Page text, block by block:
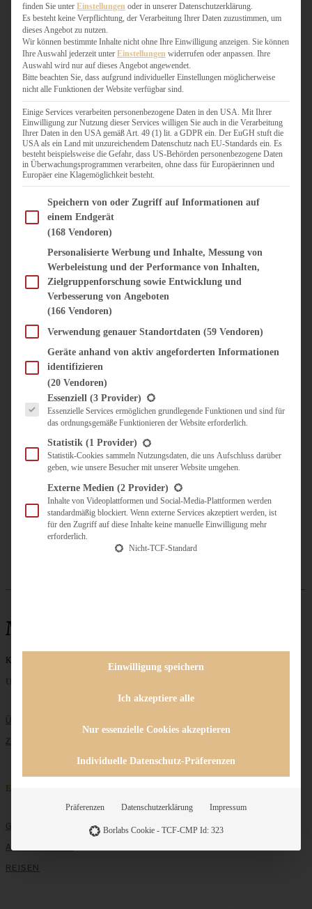
HERZHAFT
BURGER & SANDWICHES
FIX AUF DEM TISCH
FLEISCH & FISCH
GRILLEN / BARBECUE
HERZHAFTES BACKEN
ONE-POT-GERICHTE
PASTA & NUDELGERICHTE
PIZZA, TARTES & QUICHES
REIS & RISOTTO
SALATE & SNACKS
SUPPENKASPEREIEN
VORSPEISEN
SÜSS & HERZHAFT
BROTAUFSTRICH
DIPS, SAUCEN, CHUTNEYS
KÜCHENGESCHENKE
UNTERWEGS
KULINARISCH UNTERWEGS
ÜBER MICH
ZUSAMMENARBEIT
Mini-Strudel
Keine Beiträge gefunden
Unternehmen
ÜBER MICH
ZUSAMMENARBEIT
Entdecken
GRUNDLAGEN
ALLE REZEPTE
REISEN
finden Sie unter Einstellungen oder in unserer Datenschutzerklärung.
Es besteht keine Verpflichtung, der Verarbeitung Ihrer Daten zuzustimmen, um
dieses Angebot zu nutzen.
Wir können bestimmte Inhalte nicht ohne Ihre Einwilligung anzeigen. Sie können
Ihre Auswahl jederzeit unter Einstellungen widerrufen oder anpassen. Ihre
Auswahl wird nur auf dieses Angebot angewendet.
Bitte beachten Sie, dass aufgrund individueller Einstellungen möglicherweise
nicht alle Funktionen der Website verfügbar sind.
Einige Services verarbeiten personenbezogene Daten in den USA. Mit Ihrer
Einwilligung zur Nutzung dieser Services willigen Sie auch in die Verarbeitung
Ihrer Daten in den USA gemäß Art. 49 (1) lit. a GDPR ein. Der EuGH stuft die
USA als ein Land mit unzureichendem Datenschutz nach EU-Standards ein. Es
besteht beispielsweise die Gefahr, dass US-Behörden personenbezogene Daten
in Überwachungsprogrammen verarbeiten, ohne dass für Europäerinnen und
Europäer eine Klagemöglichkeit besteht.
Im Folgenden finden Sie eine Liste der Zwecke des IAB Transparency and Consent
Speichern von oder Zugriff auf Informationen auf
einem Endgerät
(168 Vendoren)
Personalisierte Werbung und Inhalte, Messung von
Werbeleistung und der Performance von Inhalten,
Zielgruppenforschung sowie Entwicklung und
Verbesserung von Angeboten
(166 Vendoren)
Verwendung genauer Standortdaten (59 Vendoren)
Geräte anhand von aktiv angeforderten Informationen
identifizieren
(20 Vendoren)
Es folgt eine Liste der Service-Gruppen, für die eine Einwilligung erteilt werden
Essenziell (3 Provider)
Essenzielle Services ermöglichen grundlegende Funktionen und sind für
das ordnungsgemäße Funktionieren der Website erforderlich.
Statistik (1 Provider)
Statistik-Cookies sammeln Nutzungsdaten, die uns Aufschluss darüber
geben, wie unsere Besucher mit unserer Website umgehen.
Externe Medien (2 Provider)
Inhalte von Videoplattformen und Social-Media-Plattformen werden
standardmäßig blockiert. Wenn externe Services akzeptiert werden, ist
für den Zugriff auf diese Inhalte keine manuelle Einwilligung mehr
erforderlich.
Nicht-TCF-Standard
Einwilligung speichern
Ich akzeptiere alle
Nur essenzielle Cookies akzeptieren
Individuelle Datenschutz-Präferenzen
Präferenzen Datenschutzerklärung Impressum
Borlabs Cookie - TCF-CMP Id: 323